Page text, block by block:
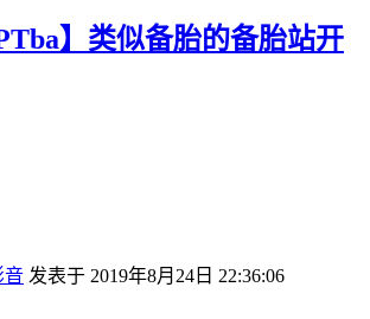
】类似备胎的备胎站开
音 发表于 2019年8月24日 22:36:06